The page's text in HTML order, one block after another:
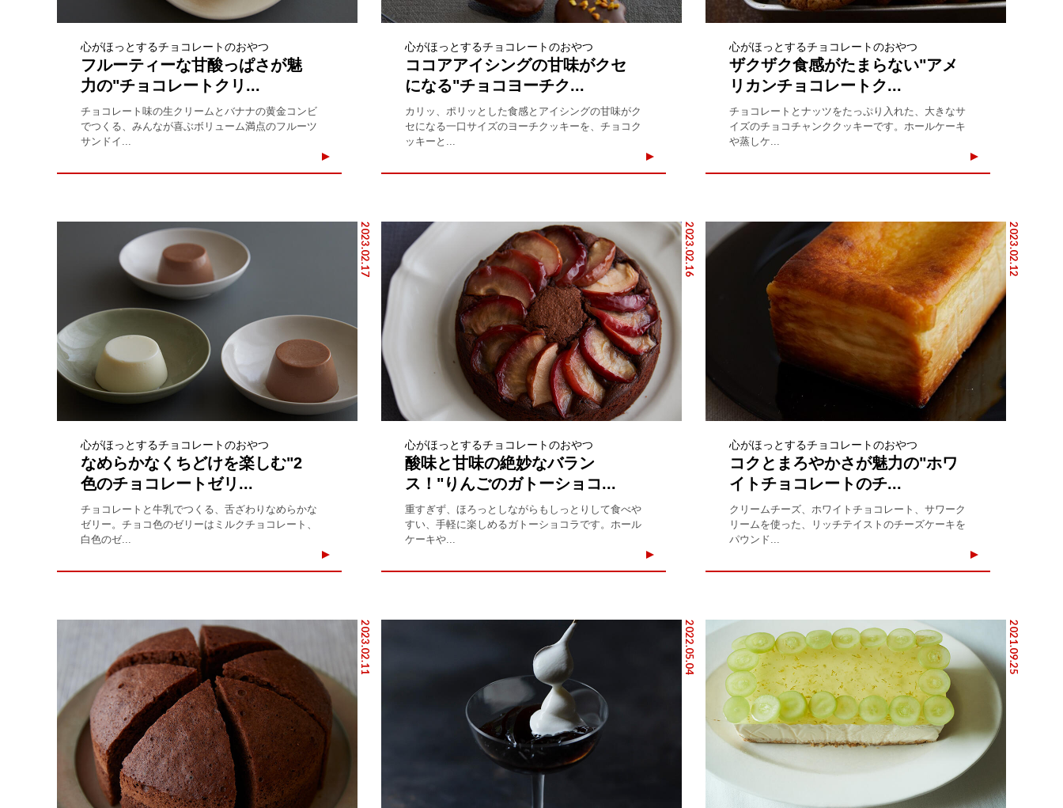
心がほっとするチョコレートのおやつ
フルーティーな甘酸っぱさが魅
力の"チョコレートクリ...
チョコレート味の生クリームとバナナの黄金コンビ
でつくる、みんなが喜ぶボリューム満点のフルーツ
サンドイ...
心がほっとするチョコレートのおやつ
ココアアイシングの甘味がクセ
になる"チョコヨーチク...
カリッ、ポリッとした食感とアイシングの甘味がク
セになる一口サイズのヨーチクッキーを、チョコク
ッキーと...
心がほっとするチョコレートのおやつ
ザクザク食感がたまらない"アメ
リカンチョコレートク...
チョコレートとナッツをたっぷり入れた、大きなサ
イズのチョコチャンククッキーです。ホールケーキ
や蒸しケ...
2023.02.17
心がほっとするチョコレートのおやつ
なめらかなくちどけを楽しむ"2
色のチョコレートゼリ...
チョコレートと牛乳でつくる、舌ざわりなめらかな
ゼリー。チョコ色のゼリーはミルクチョコレート、
白色のゼ...
2023.02.16
心がほっとするチョコレートのおやつ
酸味と甘味の絶妙なバラン
ス！"りんごのガトーショコ...
重すぎず、ほろっとしながらもしっとりして食べや
すい、手軽に楽しめるガトーショコラです。ホール
ケーキや...
2023.02.12
心がほっとするチョコレートのおやつ
コクとまろやかさが魅力の"ホワ
イトチョコレートのチ...
クリームチーズ、ホワイトチョコレート、サワーク
リームを使った、リッチテイストのチーズケーキを
パウンド...
2023.02.11 2022.05.04 2021.09.25